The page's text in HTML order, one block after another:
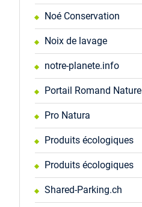
Noé Conservation
Noix de lavage
notre-planete.info
Portail Romand Nature
Pro Natura
Produits écologiques
Produits écologiques
Shared-Parking.ch